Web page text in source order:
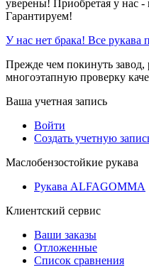
уверены! Приобретая у нас
Гарантируем!
У нас нет брака! Все рукава
Прежде чем покинуть завод,
многоэтапную проверку
Ваша учетная запись
Войти
Создать учетную
Маслобензостойкие рукава
Рукава ALFAGOMMA
Клиентский сервис
Ваши заказы
Отложенные
Список сравнения